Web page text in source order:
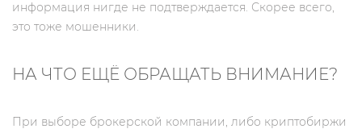
информация нигде не подтверждается. Скорее всего,
это тоже мошенники.
НА ЧТО ЕЩЁ ОБРАЩАТЬ ВНИМАНИЕ?
При выборе брокерской компании, либо криптобиржи